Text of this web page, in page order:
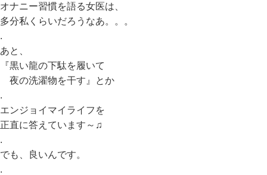
オナニー習慣を語る女医は、
多分私くらいだろうなあ。。。
.
あと、
『黒い龍の下駄を履いて
夜の洗濯物を干す』とか
.
エンジョイマイライフを
正直に答えています～♫
.
でも、良いんです。
.